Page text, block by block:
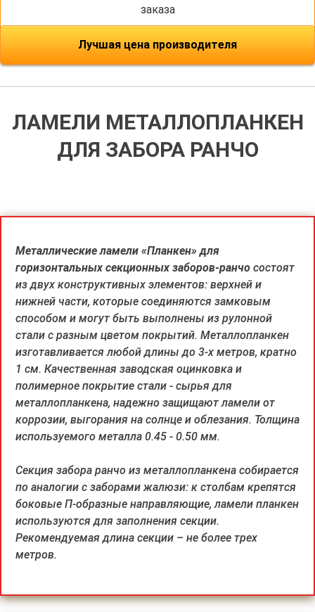
заказа
Лучшая цена производителя
ЛАМЕЛИ МЕТАЛЛОПЛАНКЕН
ДЛЯ ЗАБОРА РАНЧО
Металлические ламели «Планкен» для
горизонтальных секционных заборов-ранчо состоят
из двух конструктивных элементов: верхней и
нижней части, которые соединяются замковым
способом и могут быть выполнены из рулонной
стали с разным цветом покрытий. Металлопланкен
изготавливается любой длины до 3-х метров, кратно
1 см. Качественная заводская оцинковка и
полимерное покрытие стали - сырья для
металлопланкена, надежно защищают ламели от
коррозии, выгорания на солнце и облезания. Толщина
используемого металла 0.45 - 0.50 мм.
Секция забора ранчо из металлопланкена собирается
по аналогии с заборами жалюзи: к столбам крепятся
боковые П-образные направляющие, ламели планкен
используются для заполнения секции.
Рекомендуемая длина секции – не более трех
метров.